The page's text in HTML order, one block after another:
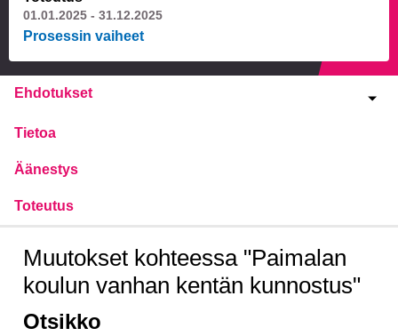
01.01.2025 - 31.12.2025
Prosessin vaiheet
Ehdotukset
Tietoa
Äänestys
Toteutus
Muutokset kohteessa "Paimalan
koulun vanhan kentän kunnostus"
Otsikko